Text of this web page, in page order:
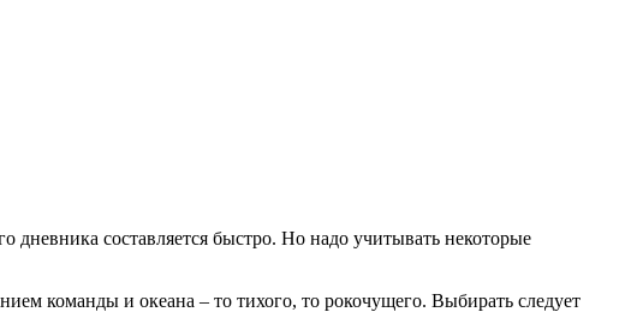
дневника составляется быстро. Но надо учитывать некоторые
команды и океана – то тихого, то рокочущего. Выбирать следует